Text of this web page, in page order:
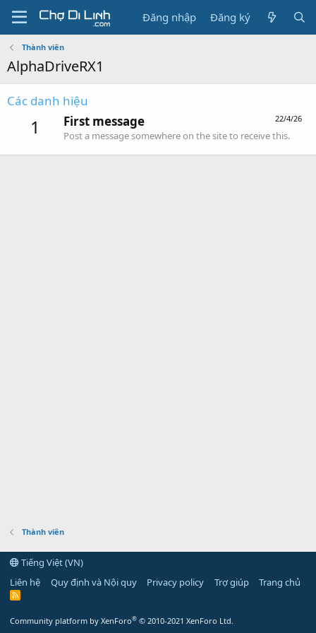
Đăng nhập Đăng ký
Thành viên
AlphaDriveRX1
Các danh hiệu
1 22/4/26
First message
Post a message somewhere on the site to receive this.
Thành viên
Tiếng Việt (VN)
Liên hệ
Quy định và Nội quy Privacy policy Trợ giúp Trang chủ
R
Community platform by XenForo® © 2010-2021 XenForo Ltd.